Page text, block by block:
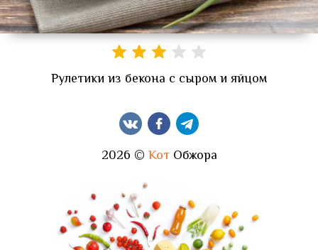
Рулетики из бекона с сыром и яйцом
2026 © КотОбжора